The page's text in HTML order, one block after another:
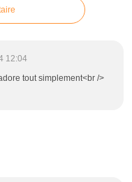
12:04
tout simplement<br />